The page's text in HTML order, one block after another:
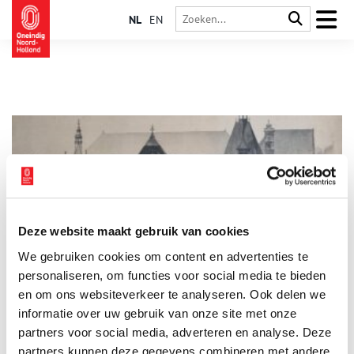
Deze website maakt gebruik van cookies
We gebruiken cookies om content en advertenties te
personaliseren, om functies voor social media te bieden
en om ons websiteverkeer te analyseren. Ook delen we
informatie over uw gebruik van onze site met onze
partners voor social media, adverteren en analyse. Deze
partners kunnen deze gegevens combineren met andere
NL EN
kuuroord
Van 31 januari tot en met 27 april 2025 is Brongebouw –
Opkomst en ondergang van een Haarlems kuuroord te zien in
Verwey Museum Haarlem. Deze kleine, maar bijzondere
tentoonstelling vertelt het verhaal van het Brongebouw en de
Hollandia Bron. Eind negentiende eeuw koesterde Haarlem
grootse ambities om een kuuroord op te richten met het
2 min